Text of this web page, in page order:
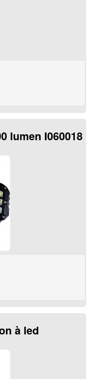
lumen I060018
à led